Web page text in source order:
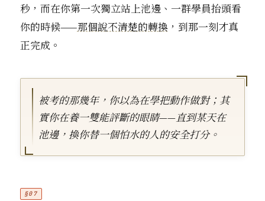
秒，而在你第一次獨立站上池邊、一群學員抬頭看
你的時候——那個說不清楚的轉換，到那一刻才真
正完成。
被考的那幾年，你以為在學把動作做對；其
實你在養一雙能評斷的眼睛——直到某天在
池邊，換你替一個怕水的人的安全打分。